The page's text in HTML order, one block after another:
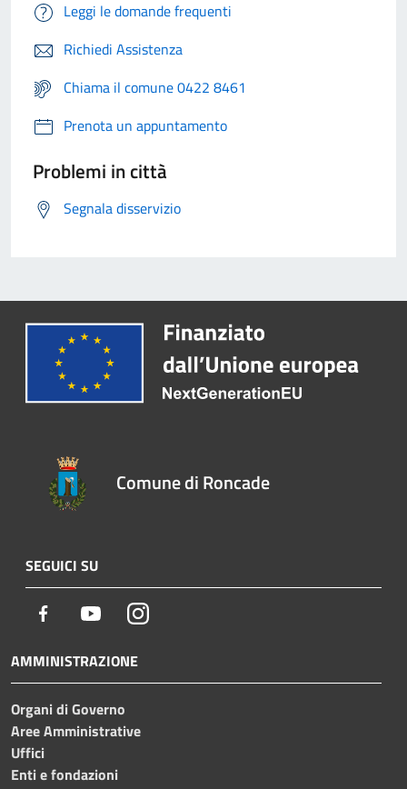
Leggi le domande frequenti
Richiedi Assistenza
Chiama il comune 0422 8461
Prenota un appuntamento
Problemi in città
Segnala disservizio
Comune di Roncade
SEGUICI SU
Facebook YoutubeInstagram
AMMINISTRAZIONE
Organi di Governo
Aree Amministrative
Uffici
Enti e fondazioni